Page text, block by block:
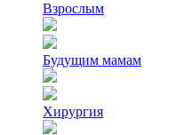
Взрослым
Будущим мамам
Хирургия